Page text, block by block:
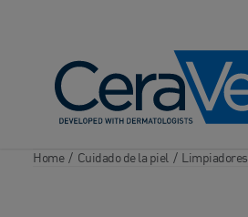
Home / Cuidado de la piel / Limpiadores